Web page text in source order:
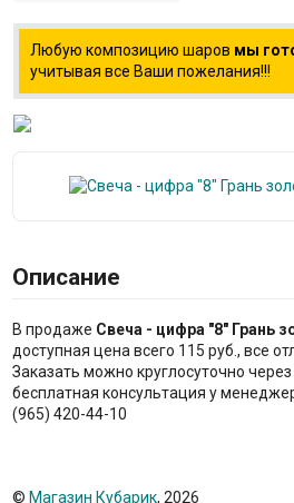
Любую композицию шаров мы
учитывая все Ваши пожелания!!!
Описание
В продаже Свеча - цифра "8" Грань
доступная цена всего 115 руб., все
Заказать можно круглосуточно через
бесплатная консультация у
(965) 420-44-10
© Магазин Кубарик, 2026